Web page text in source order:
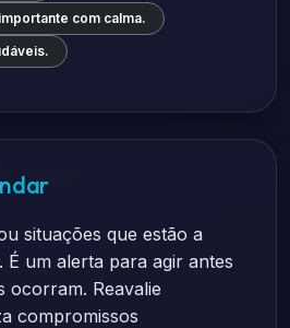
com calma.
situações que estão a
um alerta para agir antes
ocorram. Reavalie
compromissos